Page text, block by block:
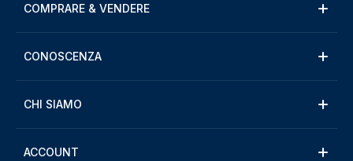
COMPRARE & VENDERE
CONOSCENZA
CHI SIAMO
ACCOUNT